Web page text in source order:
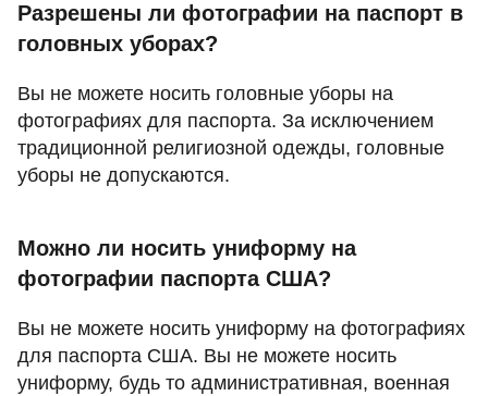
Разрешены ли фотографии на паспорт в
головных уборах?
Вы не можете носить головные уборы на
фотографиях для паспорта. За исключением
традиционной религиозной одежды, головные
уборы не допускаются.
Можно ли носить униформу на
фотографии паспорта США?
Вы не можете носить униформу на фотографиях
для паспорта США. Вы не можете носить
униформу, будь то административная, военная